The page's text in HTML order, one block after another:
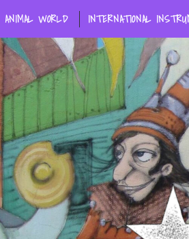
ANIMAL WORLD INTERNATIONAL